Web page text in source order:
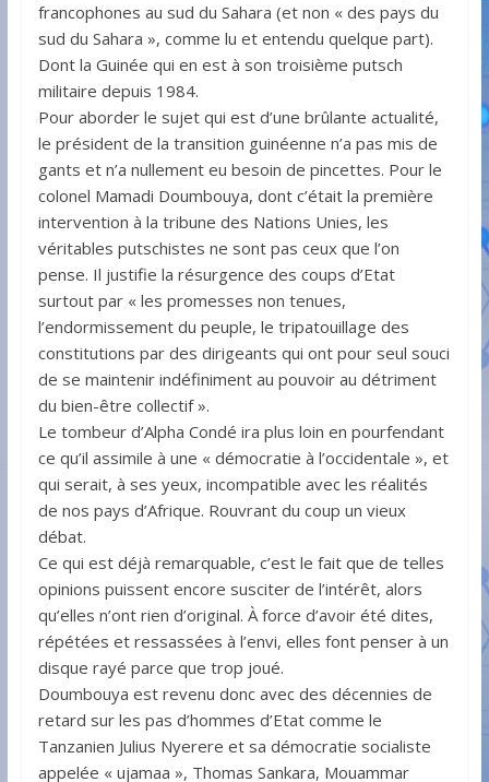
francophones au sud du Sahara (et non « des pays du
sud du Sahara », comme lu et entendu quelque part).
Dont la Guinée qui en est à son troisième putsch
militaire depuis 1984.
Pour aborder le sujet qui est d’une brûlante actualité,
le président de la transition guinéenne n’a pas mis de
gants et n’a nullement eu besoin de pincettes. Pour le
colonel Mamadi Doumbouya, dont c’était la première
intervention à la tribune des Nations Unies, les
véritables putschistes ne sont pas ceux que l’on
pense. Il justifie la résurgence des coups d’Etat
surtout par « les promesses non tenues,
l’endormissement du peuple, le tripatouillage des
constitutions par des dirigeants qui ont pour seul souci
de se maintenir indéfiniment au pouvoir au détriment
du bien-être collectif ».
Le tombeur d’Alpha Condé ira plus loin en pourfendant
ce qu’il assimile à une « démocratie à l’occidentale », et
qui serait, à ses yeux, incompatible avec les réalités
de nos pays d’Afrique. Rouvrant du coup un vieux
débat.
Ce qui est déjà remarquable, c’est le fait que de telles
opinions puissent encore susciter de l’intérêt, alors
qu’elles n’ont rien d’original. À force d’avoir été dites,
répétées et ressassées à l’envi, elles font penser à un
disque rayé parce que trop joué.
Doumbouya est revenu donc avec des décennies de
retard sur les pas d’hommes d’Etat comme le
Tanzanien Julius Nyerere et sa démocratie socialiste
appelée « ujamaa », Thomas Sankara, Mouammar